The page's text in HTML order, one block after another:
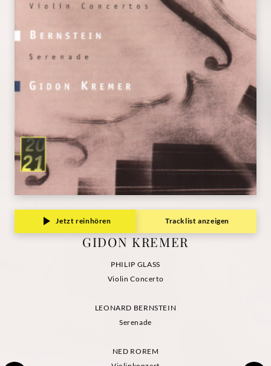
Grammophon
Jetzt reinhören Tracklist anzeigen
GIDON KREMER
PHILIP GLASS
Violin Concerto
LEONARD BERNSTEIN
Serenade
NED ROREM